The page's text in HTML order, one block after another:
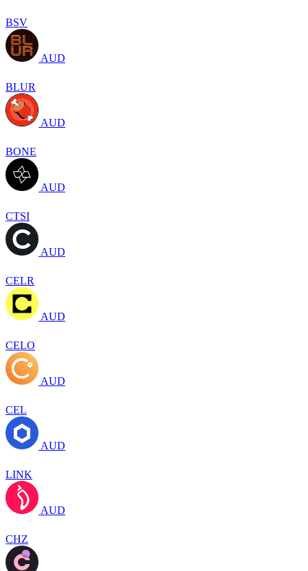
BSV
AUD
BLUR
AUD
BONE
AUD
CTSI
AUD
CELR
AUD
CELO
AUD
CEL
AUD
LINK
AUD
CHZ